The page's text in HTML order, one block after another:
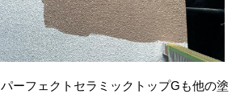
パーフェクトセラミックトップGも他の塗